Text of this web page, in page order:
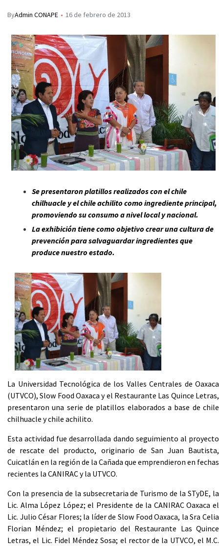
ByAdmin CONAPE 16 de febrero de 2013
Se presentaron platillos realizados con el chile
chilhuacle y el chile achilito como ingrediente principal,
promoviendo su consumo a nivel local y nacional.
La exhibición tiene como objetivo crear una cultura de
prevención para salvaguardar ingredientes que
produce nuestro estado.
La Universidad Tecnológica de los Valles Centrales de Oaxaca
(UTVCO), Slow Food Oaxaca y el Restaurante Las Quince Letras,
presentaron una serie de platillos elaborados a base de chile
chilhuacle y chile achilito.
Esta actividad fue desarrollada dando seguimiento al proyecto
de rescate del producto, originario de San Juan Bautista,
Cuicatlán en la región de la Cañada que emprendieron en fechas
recientes la CANIRAC y la UTVCO.
Con la presencia de la subsecretaria de Turismo de la STyDE, la
Lic. Alma López López; el Presidente de la CANIRAC Oaxaca el
Lic. Julio César Flores; la líder de Slow Food Oaxaca, la Sra Celia
Florian Méndez; el propietario del Restaurante Las Quince
Letras, el Lic. Fidel Méndez Sosa; el rector de la UTVCO, el M.C.